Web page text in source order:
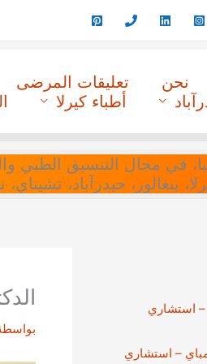
نحن تعليقات المرضى
أطباء كيرلا
١٦ سنة تقريبا، في مجال
بنغالور، حيدرآباد،
– استشاري
– استشاري